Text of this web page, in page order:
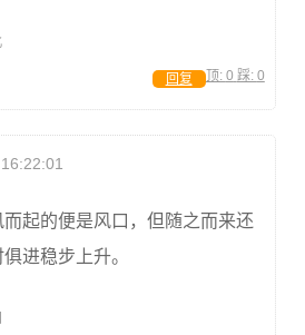
顶: 0 踩: 0
回复
起的便是风口，但随之而来还
进稳步上升。